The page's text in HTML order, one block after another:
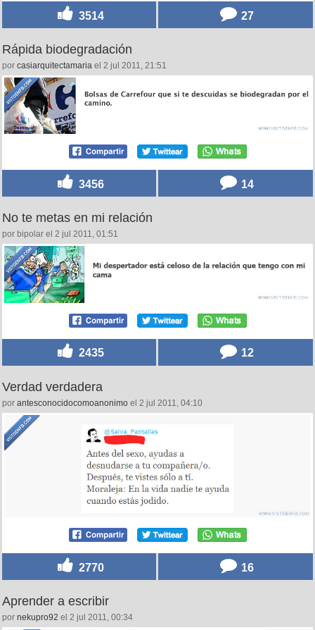
3514 27
Rápida biodegradación
por casiarquitectamaria el 2 jul 2011, 21:51
3456 14
No te metas en mi relación
por bipolar el 2 jul 2011, 01:51
2435 12
Verdad verdadera
por antesconocidocomoanonimo el 2 jul 2011, 04:10
2770 16
Aprender a escribir
por nekupro92 el 2 jul 2011, 00:34